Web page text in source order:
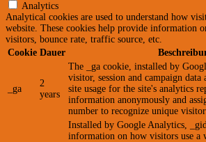
Analytics
Analytical cookies are used to understand how
website. These cookies help provide information
visitors, bounce rate, traffic source, etc.
Cookie Dauer
_ga
2
years
The _ga cookie, installed by
visitor, session and campaign data
site usage for the site's analytics
information anonymously and
number to recognize unique
Installed by Google Analytics,
information on how visitors use a